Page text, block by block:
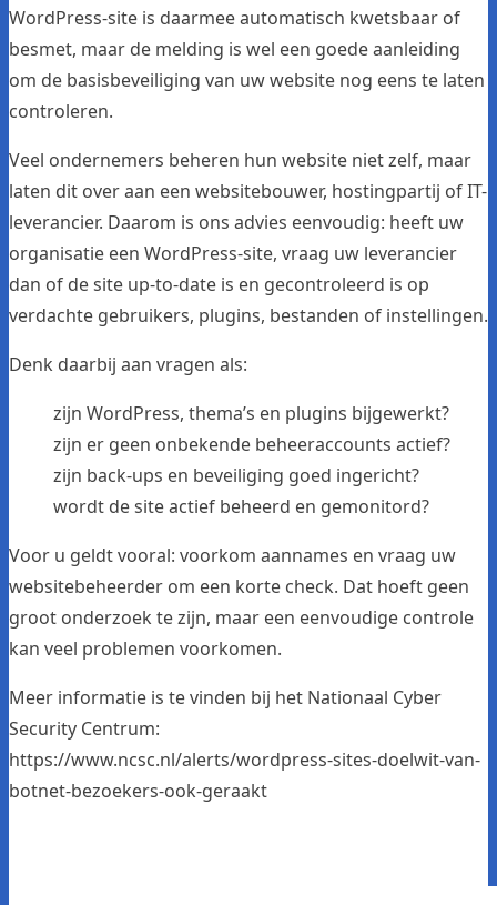
WordPress-site is daarmee automatisch kwetsbaar of
besmet, maar de melding is wel een goede aanleiding
om de basisbeveiliging van uw website nog eens te laten
controleren.
Veel ondernemers beheren hun website niet zelf, maar
laten dit over aan een websitebouwer, hostingpartij of IT-
leverancier. Daarom is ons advies eenvoudig: heeft uw
organisatie een WordPress-site, vraag uw leverancier
dan of de site up-to-date is en gecontroleerd is op
verdachte gebruikers, plugins, bestanden of instellingen.
Denk daarbij aan vragen als:
zijn WordPress, thema’s en plugins bijgewerkt?
zijn er geen onbekende beheeraccounts actief?
zijn back-ups en beveiliging goed ingericht?
wordt de site actief beheerd en gemonitord?
Voor u geldt vooral: voorkom aannames en vraag uw
websitebeheerder om een korte check. Dat hoeft geen
groot onderzoek te zijn, maar een eenvoudige controle
kan veel problemen voorkomen.
Meer informatie is te vinden bij het Nationaal Cyber
Security Centrum:
https://www.ncsc.nl/alerts/wordpress-sites-doelwit-van-
botnet-bezoekers-ook-geraakt